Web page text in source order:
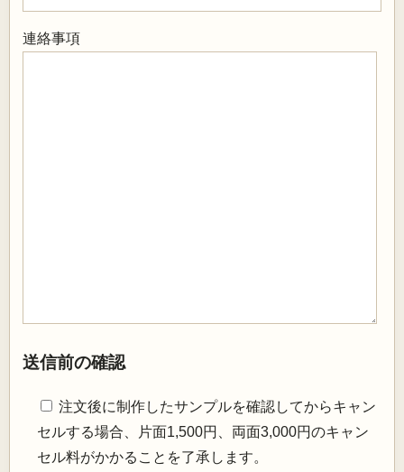
連絡事項
送信前の確認
注文後に制作したサンプルを確認してからキャン
セルする場合、片面1,500円、両面3,000円のキャン
セル料がかかることを了承します。